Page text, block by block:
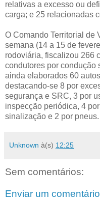
relativas a excesso ou
carga; e 25 relacionadas
O Comando Territorial de
semana (14 a 15 de
rodoviária, fiscalizou 266
condutores por condução
ainda elaborados 60
destacando-se 8 por
segurança e SRC, 3 por
inspecção periódica, 4
sinalização e 2 por pneus.
Unknown à(s) 12:25
Sem comentários:
Enviar um comentário